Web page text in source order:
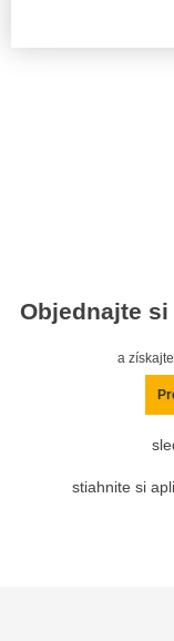
Objednajte
a
stiahnite si